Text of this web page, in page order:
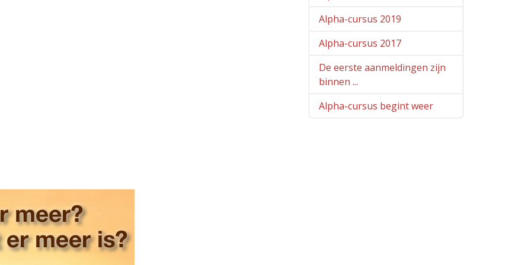
Alpha-cursus 2019
Alpha-cursus 2017
De eerste aanmeldingen zijn
binnen ...
Alpha-cursus begint weer